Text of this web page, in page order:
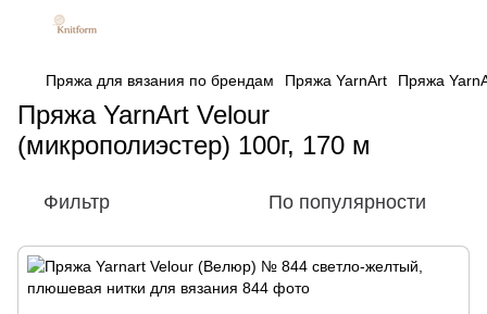
Пряжа для вязания по брендам Пряжа YarnArt Пряжа
Пряжа YarnArt Velour
(микрополиэстер) 100г, 170 м
Фильтр По популярности